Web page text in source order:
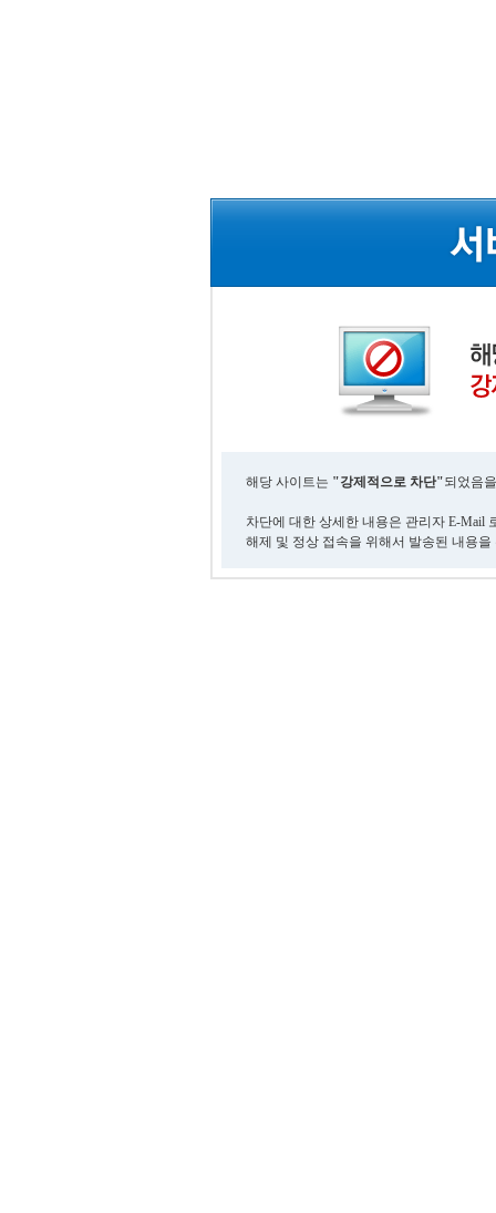
해당 사이트는 "강제적으로 차단"되었음
차단에 대한 상세한 내용은 관리자 E-Mail
해제 및 정상 접속을 위해서 발송된 내용